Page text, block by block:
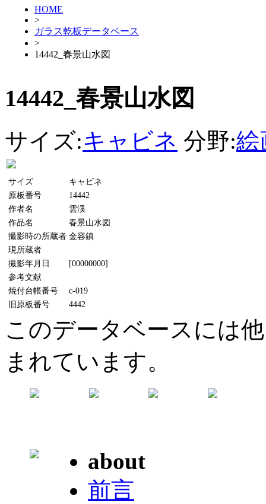
HOME
>
ガラス乾板データベース
>
14442_春景山水図
14442_春景山水図
サイズ:キャビネ 分野:絵
サイズ
キャビネ
原板番号
14442
作者名
雲渓
作品名
春景山水図
撮影時の所蔵者 金容鎮
現所蔵者
撮影年月日
[00000000]
参考文献
焼付台帳番号
c-019
旧原板番号
4442
このデータベースには
まれています。
about
前言